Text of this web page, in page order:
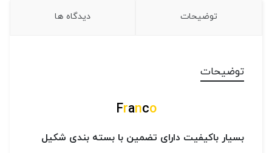
توضیحات دیدگاه ها
توضیحات
Franco
بسیار باکیفیت دارای تضمین با بسته بندی شکیل